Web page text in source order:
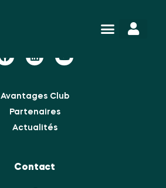
Avantages Club
Partenaires
Actualités
Contact